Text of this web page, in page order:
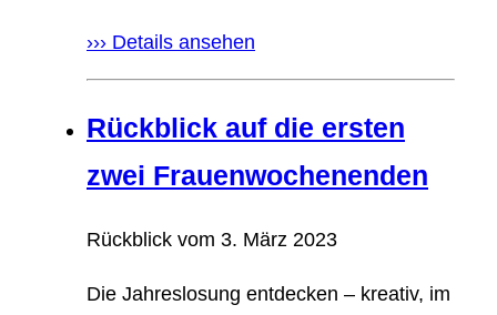
››› Details ansehen
Rückblick auf die ersten
zwei Frauenwochenenden
Rückblick vom 3. März 2023
Die Jahreslosung entdecken – kreativ, im